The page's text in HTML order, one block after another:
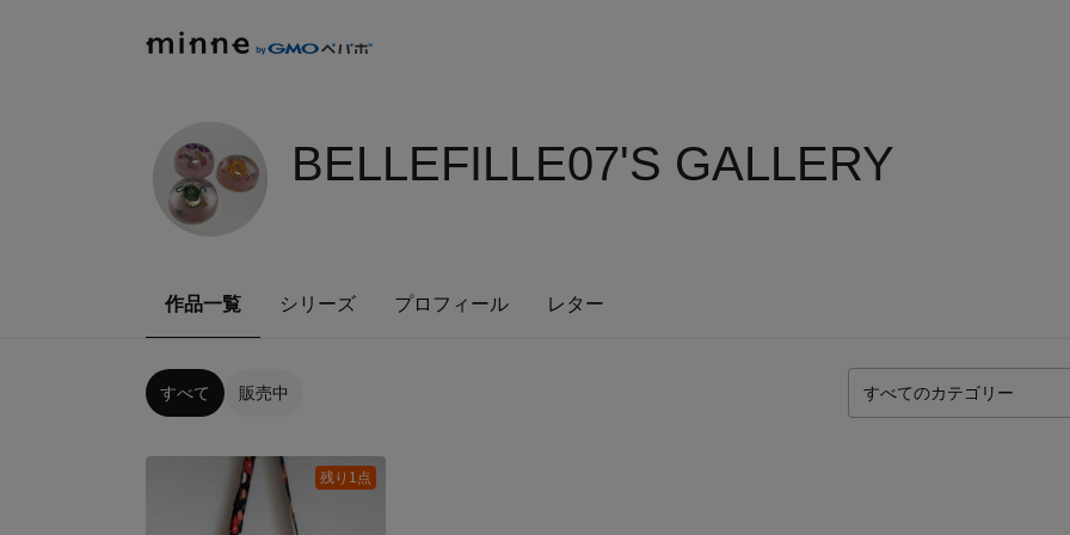
BELLEFILLE07'S GALLERY
作品一覧 シリーズ プロフィール レター
すべて 販売中
残り1点